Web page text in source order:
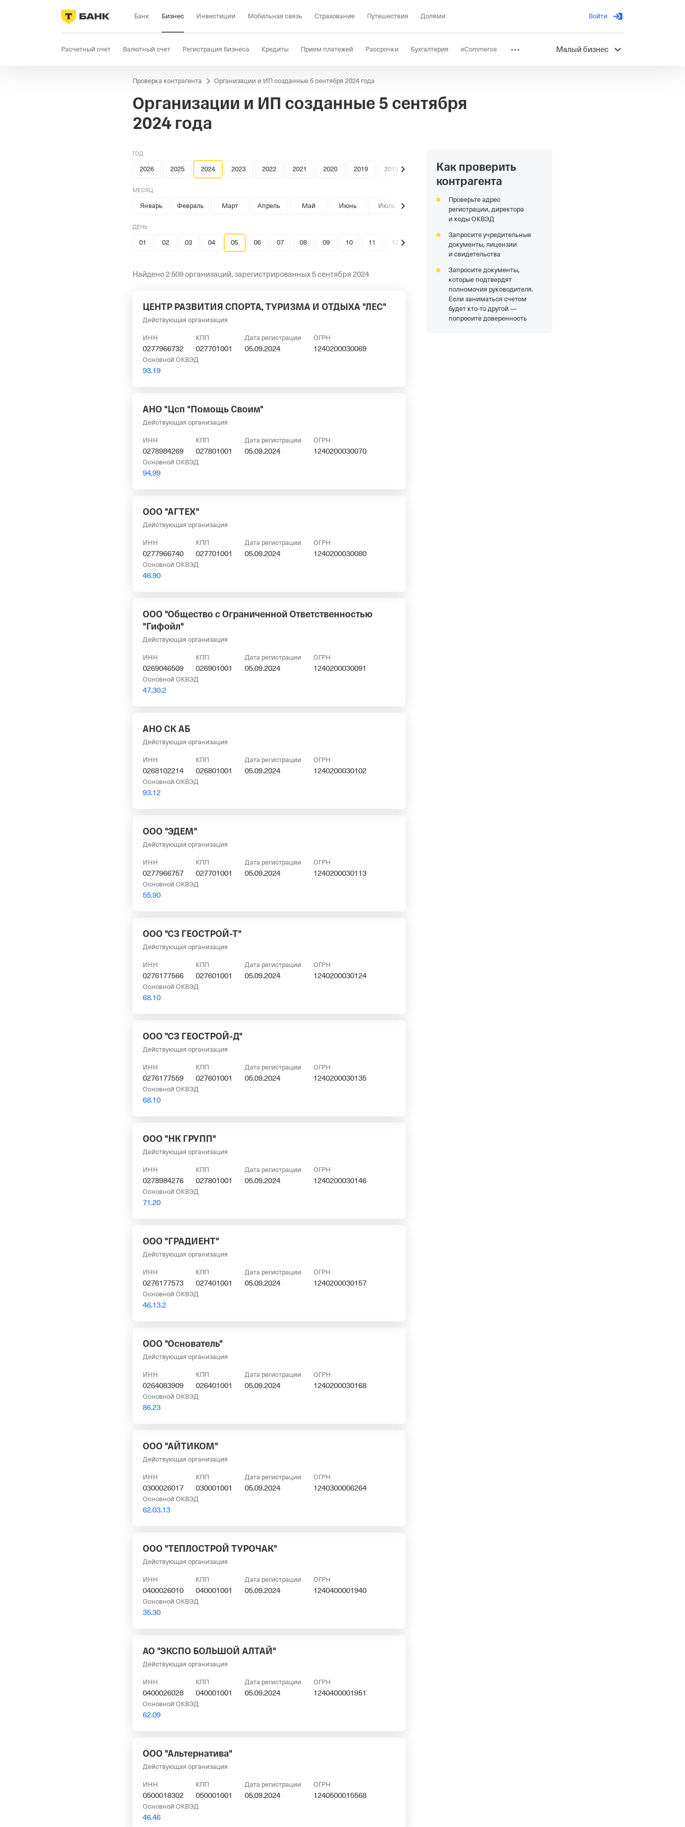
Банк Бизнес Инвестиции Мобильная связь Страхование Путешествия Долями Войти
Расчетный счет Валютный счет Регистрация бизнеса Кредиты Прием платежей Рассрочки Бухгалтерия eCommerce
Продажи Селлер Госзакупки Депозиты КЭДО Отраслевые решения
Малый бизнес
Проверка контрагента Организации и ИП созданные 5 сентября 2024 года
Организации и ИП созданные 5 сентября
2024 года
ГОД
2026 2025 2024 2023 2022 2021 2020 2019 2018
МЕСЯЦ
Январь Февраль Март Апрель Май Июнь Июль
ДЕНЬ
01 02 03 04 05 06 07 08 09 10 11 12
Найдено 2 509 организаций, зарегистрированных 5 сентября 2024
ЦЕНТР РАЗВИТИЯ СПОРТА, ТУРИЗМА И ОТДЫХА "ЛЕС"
Действующая организация
ИНН
0277966732
КПП
027701001
Дата регистрации
05.09.2024
ОГРН
1240200030069
Основной ОКВЭД
93.19
АНО "Цсп "Помощь Своим"
Действующая организация
ИНН
0278984269
КПП
027801001
Дата регистрации
05.09.2024
ОГРН
1240200030070
Основной ОКВЭД
94.99
ООО "АГТЕХ"
Действующая организация
ИНН
0277966740
КПП
027701001
Дата регистрации
05.09.2024
ОГРН
1240200030080
Основной ОКВЭД
46.90
ООО "Общество с Ограниченной Ответственностью
"Гифойл"
Действующая организация
ИНН
0269046509
КПП
026901001
Дата регистрации
05.09.2024
ОГРН
1240200030091
Основной ОКВЭД
47.30.2
АНО СК АБ
Действующая организация
ИНН
0268102214
КПП
026801001
Дата регистрации
05.09.2024
ОГРН
1240200030102
Основной ОКВЭД
93.12
ООО "ЭДЕМ"
Действующая организация
ИНН
0277966757
КПП
027701001
Дата регистрации
05.09.2024
ОГРН
1240200030113
Основной ОКВЭД
55.90
ООО "СЗ ГЕОСТРОЙ-Т"
Действующая организация
ИНН
0276177566
КПП
027601001
Дата регистрации
05.09.2024
ОГРН
1240200030124
Основной ОКВЭД
68.10
ООО "СЗ ГЕОСТРОЙ-Д"
Действующая организация
ИНН
0276177559
КПП
027601001
Дата регистрации
05.09.2024
ОГРН
1240200030135
Основной ОКВЭД
68.10
ООО "НК ГРУПП"
Действующая организация
ИНН
0278984276
КПП
027801001
Дата регистрации
05.09.2024
ОГРН
1240200030146
Основной ОКВЭД
71.20
ООО "ГРАДИЕНТ"
Действующая организация
ИНН
0276177573
КПП
027401001
Дата регистрации
05.09.2024
ОГРН
1240200030157
Основной ОКВЭД
46.13.2
ООО "Основатель"
Действующая организация
ИНН
0264083909
КПП
026401001
Дата регистрации
05.09.2024
ОГРН
1240200030168
Основной ОКВЭД
86.23
ООО "АЙТИКОМ"
Действующая организация
ИНН
0300026017
КПП
030001001
Дата регистрации
05.09.2024
ОГРН
1240300006264
Основной ОКВЭД
62.03.13
ООО "ТЕПЛОСТРОЙ ТУРОЧАК"
Действующая организация
ИНН
0400026010
КПП
040001001
Дата регистрации
05.09.2024
ОГРН
1240400001940
Основной ОКВЭД
35.30
АО "ЭКСПО БОЛЬШОЙ АЛТАЙ"
Действующая организация
ИНН
0400026028
КПП
040001001
Дата регистрации
05.09.2024
ОГРН
1240400001951
Основной ОКВЭД
62.09
ООО "Альтернатива"
Действующая организация
ИНН
0500018302
КПП
050001001
Дата регистрации
05.09.2024
ОГРН
1240500015568
Основной ОКВЭД
46.46
Как проверить
контрагента
Проверьте адрес
регистрации, директора
и коды ОКВЭД
Запросите учредительные
документы, лицензии
и свидетельства
Запросите документы,
которые подтвердят
полномочия руководителя.
Если заниматься счетом
будет кто-то другой —
попросите доверенность